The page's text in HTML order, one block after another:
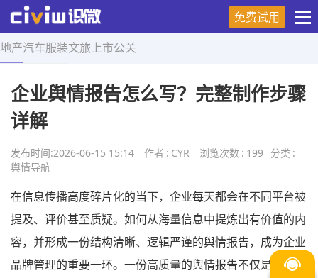
免费试用
地产汽车服装文旅 上市公关
首页 > 舆情导航 > 正文
企业舆情报告怎么写？完整制作步骤
详解
发布时间:2026-06-15 15:14 作者 : CYR 浏览次数 : 199 分类 :
舆情导航
在信息传播高度碎片化的当下，企业每天都会在不同平台被
提及、评价甚至质疑。如何从海量信息中提炼出有价值的内
容，并形成一份结构清晰、逻辑严谨的舆情报告，成为企业
品牌管理的重要一环。一份高质量的舆情报告不仅是对舆论